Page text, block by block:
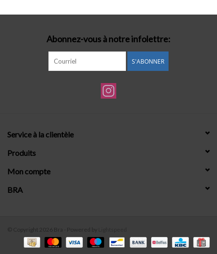
Abonnez-vous à notre infolettre:
S'ABONNER
Service à la clientèle
Produits
Mon compte
BRA
© Copyright 2026 Bra - Powered by